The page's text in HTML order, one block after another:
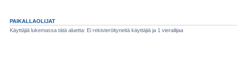
PAIKALLAOLIJAT
Käyttäjiä lukemassa tätä aluetta: Ei rekisteröityneitä käyttäjiä ja 1 vierailijaa